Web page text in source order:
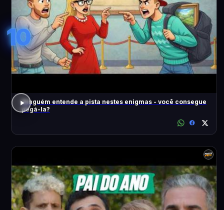
10
Ninguém entende a pista nestes enigmas - você consegue
pegá-la?